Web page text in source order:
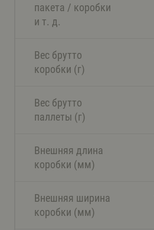
пакета / коробки
и т. д.
Вес брутто
коробки (г)
Вес брутто
паллеты (г)
Внешняя длина
коробки (мм)
Внешняя ширина
коробки (мм)